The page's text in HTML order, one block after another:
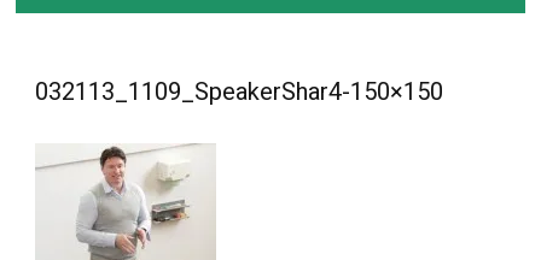
032113_1109_SpeakerShar4-150×150